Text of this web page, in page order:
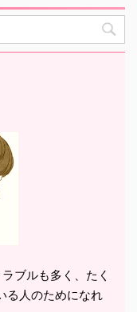
ブルも多く、たく
る人のためになれ